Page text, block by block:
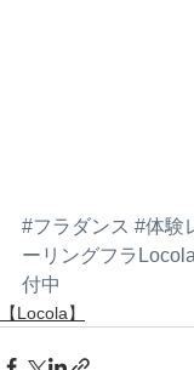
#フラダンス #体験
ーリングフラLocola
付中
【Locola】